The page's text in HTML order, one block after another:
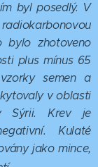
byl posedlý. V
bylo zhotoveno
plus mínus 65
semen a
v oblasti
Sýrii. Krev je
Kulaté
jako mince,